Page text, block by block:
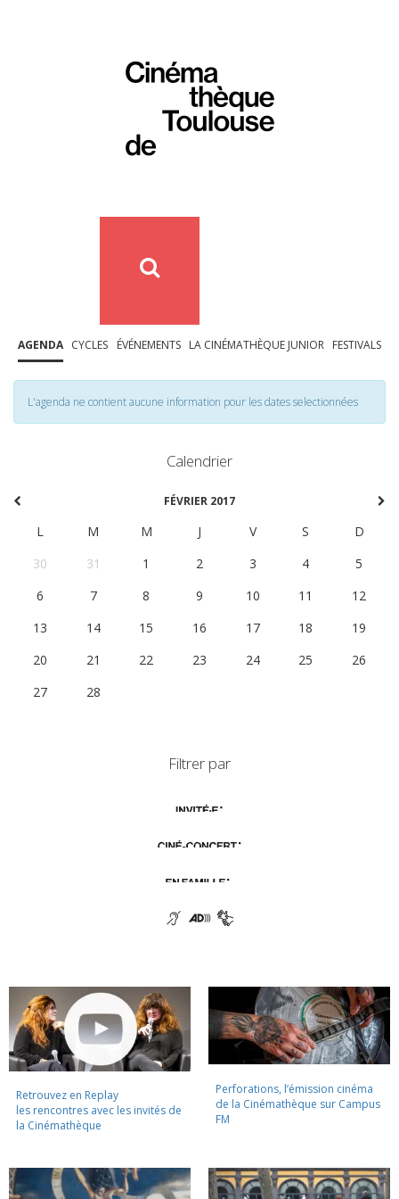
AGENDA CYCLES ÉVÉNEMENTS LA CINÉMATHÈQUE JUNIOR FESTIVALS
L'agenda ne contient aucune information pour les dates selectionnées
Calendrier
FÉVRIER 2017
L M M J V S
D
30
31 1 2 3 4
5
6
7 8 9 10 11
12
13
14 15 16 17 18
19
20
21 22 23 24 25
26
27
28
Filtrer par
Retrouvez en Replay
les rencontres avec les invités de
la Cinémathèque
Perforations, l’émission cinéma
de la Cinémathèque sur Campus
FM